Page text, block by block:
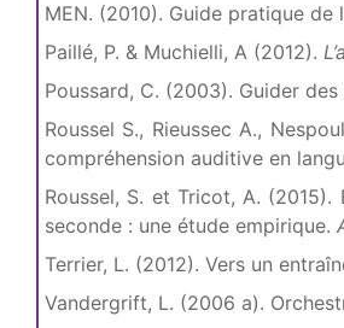
MEN. (2010). Guide pratique
Paillé, P. & Muchielli, A (2012).
Poussard, C. (2003). Guider
Roussel S., Rieussec A.,
compréhension auditive en
Roussel, S. et Tricot, A. (2015).
seconde : une étude empirique.
Terrier, L. (2012). Vers un
Vandergrift, L. (2006 a).